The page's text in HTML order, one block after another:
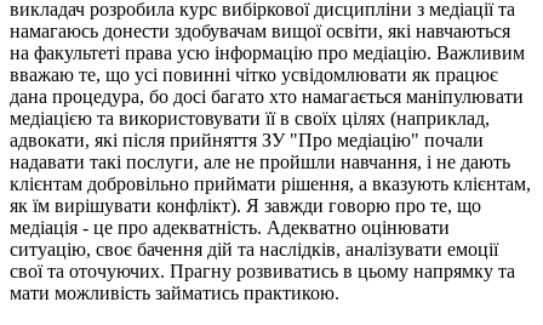
викладач розробила курс вибіркової дисципліни з медіації та
намагаюсь донести здобувачам вищої освіти, які навчаються
на факультеті права усю інформацію про медіацію. Важливим
вважаю те, що усі повинні чітко усвідомлювати як працює
дана процедура, бо досі багато хто намагається маніпулювати
медіацією та використовувати її в своїх цілях (наприклад,
адвокати, які після прийняття ЗУ "Про медіацію" почали
надавати такі послуги, але не пройшли навчання, і не дають
клієнтам добровільно приймати рішення, а вказують клієнтам,
як їм вирішувати конфлікт). Я завжди говорю про те, що
медіація - це про адекватність. Адекватно оцінювати
ситуацію, своє бачення дій та наслідків, аналізувати емоції
свої та оточуючих. Прагну розвиватись в цьому напрямку та
мати можливість займатись практикою.